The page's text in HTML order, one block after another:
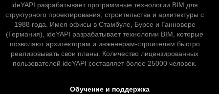
ideYAPI разрабатывает программные технологии BIM для
структурного проектирования, строительства и архитектуры с
1988 года. Имея офисы в Стамбуле, Бурсе и Ганновере
(Германия), ideYAPI разрабатывает технологии BIM, которые
позволяют архитекторам и инженерам-строителям быстро
реализовывать свои планы. Количество лицензированных
пользователей ideYAPI составляет более 25000 человек.
Обучение и поддержка